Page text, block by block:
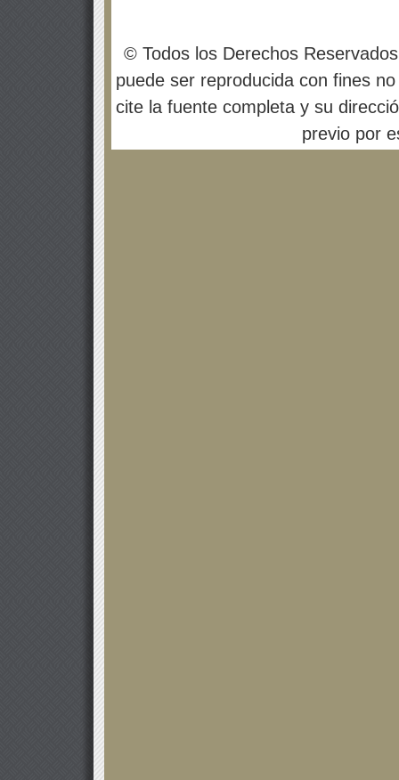
© Todos los Derechos
puede ser reproducida con fines
cite la fuente completa y su
previo por